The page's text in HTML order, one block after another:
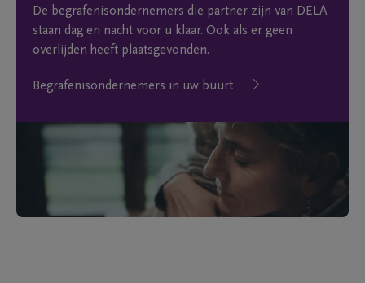
De begrafenisondernemers die partner zijn van DELA
staan dag en nacht voor u klaar. Ook als er geen
overlijden heeft plaatsgevonden.
Begrafenisondernemers in uw buurt